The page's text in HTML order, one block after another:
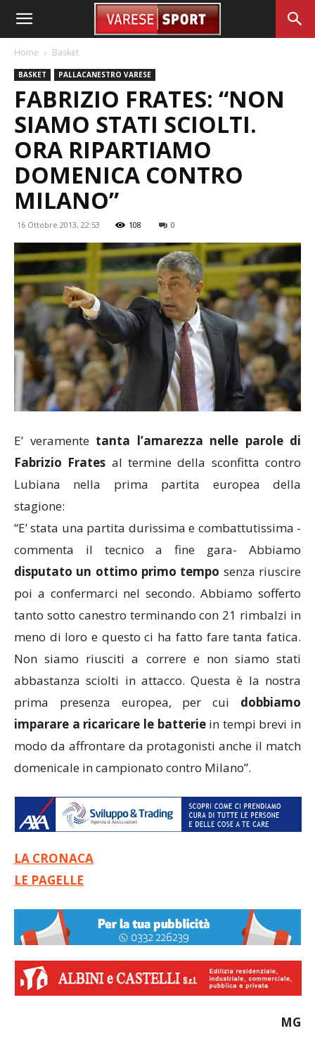
Home Basket
BASKET PALLACANESTRO VARESE
FABRIZIO FRATES: “NON
SIAMO STATI SCIOLTI.
ORA RIPARTIAMO
DOMENICA CONTRO
MILANO”
16 Ottobre 2013, 22:53 108 0
E’ veramente tanta l’amarezza nelle parole di
Fabrizio Frates al termine della sconfitta contro
Lubiana nella prima partita europea della
stagione:
“E’ stata una partita durissima e combattutissima -
commenta il tecnico a fine gara- Abbiamo
disputato un ottimo primo tempo senza riuscire
poi a confermarci nel secondo. Abbiamo sofferto
tanto sotto canestro terminando con 21 rimbalzi in
meno di loro e questo ci ha fatto fare tanta fatica.
Non siamo riusciti a correre e non siamo stati
abbastanza sciolti in attacco. Questa è la nostra
prima presenza europea, per cui dobbiamo
imparare a ricaricare le batteriein tempi brevi in
modo da affrontare da protagonisti anche il match
domenicale in campionato contro Milano”.
LA CRONACA
LE PAGELLE
MG